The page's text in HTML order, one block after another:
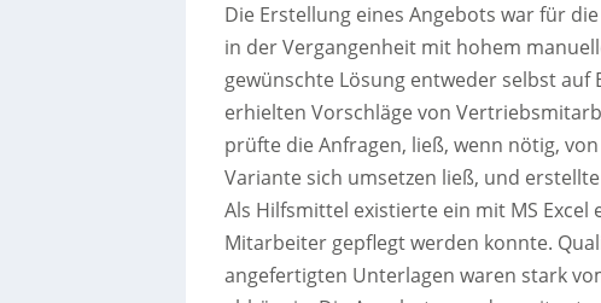
Die Erstellung eines Angebots war für
in der Vergangenheit mit hohem
gewünschte Lösung entweder selbst
erhielten Vorschläge von
prüfte die Anfragen, ließ, wenn nötig,
Variante sich umsetzen ließ, und
Als Hilfsmittel existierte ein mit MS
Mitarbeiter gepflegt werden konnte.
angefertigten Unterlagen waren stark